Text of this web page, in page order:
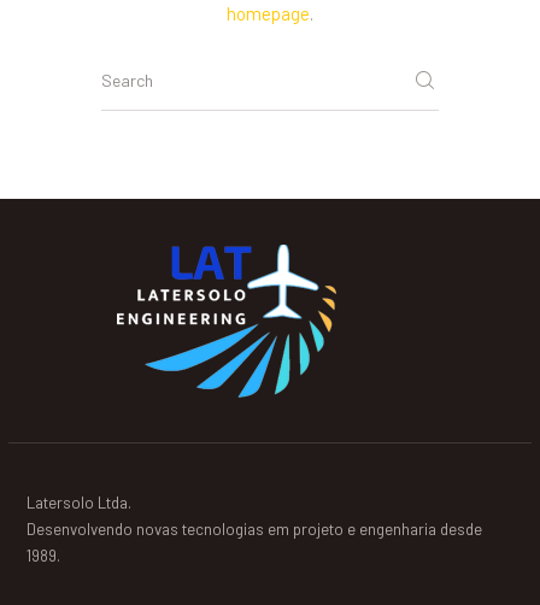
homepage.
Latersolo Ltda.
Desenvolvendo novas tecnologias em projeto e engenharia desde
1989.